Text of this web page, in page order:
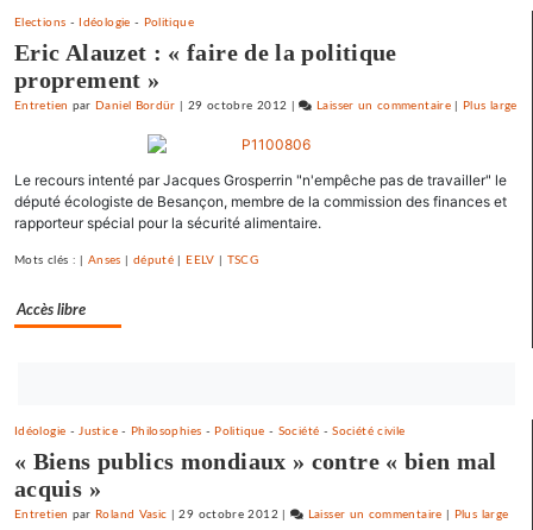
Elections - Idéologie - Politique
Eric Alauzet : « faire de la politique
proprement »
Entretien par Daniel Bordür 29 octobre 2012 | Laisser un commentaire on
signe
un
Plus large
Le recours intenté par Jacques Grosperrin "n'empêche pas de travailler" le
député écologiste de Besançon, membre de la commission des finances et
rapporteur spécial pour la sécurité alimentaire.
Mots clés : |Anses député EELV TSCG
Accès libre
vous
maintenant
Idéologie - Justice- Philosophies - Politique - Société -Société civile
« Biens publics mondiaux » contre « bien mal
acquis »
Entretien par Roland Vasic |29 octobre 2012 Laisser un commentaire onPlus large